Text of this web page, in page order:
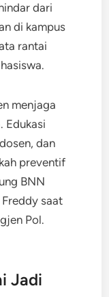
dari
di kampus
rantai
menjaga
Edukasi
dan
preventif
BNN
Freddy saat
Pol.
Jadi